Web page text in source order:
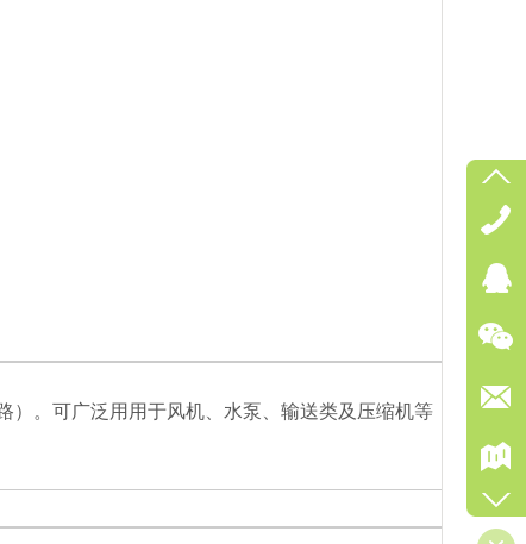
）。可广泛用用于风机、水泵、输送类及压缩机等